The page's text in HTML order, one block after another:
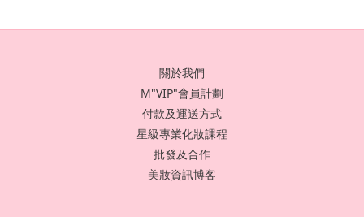
關於我們
M"VIP"會員計劃
付款及運送方式
星級專業化妝課程
批發及合作
美妝資訊博客